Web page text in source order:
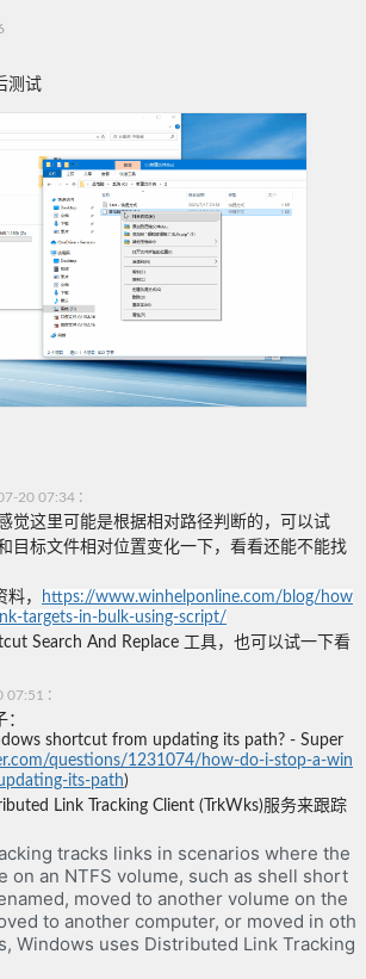
测试
20 07:34 :
觉这里可能是根据相对路径判断的，可以试
目标文件相对位置变化一下，看看还能不能找
，
https://www.winhelponline.com/blog/how
targets-in-bulk-using-script/
Search And Replace 工具，也可以试一下看
07:51 :
shortcut from updating its path? - Super
questions/1231074/how-do-i-stop-a-win
its-path)
Link Tracking Client (TrkWks)服务来跟踪
tracks links in scenarios where the
on an NTFS volume, such as shell short
moved to another volume on the
to another computer, or moved in oth
Windows uses Distributed Link Tracking